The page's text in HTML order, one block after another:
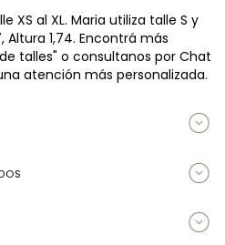
XS al XL. Maria utiliza talle S y
1,74. Encontrá más
talles" o consultanos por Chat
atención más personalizada.